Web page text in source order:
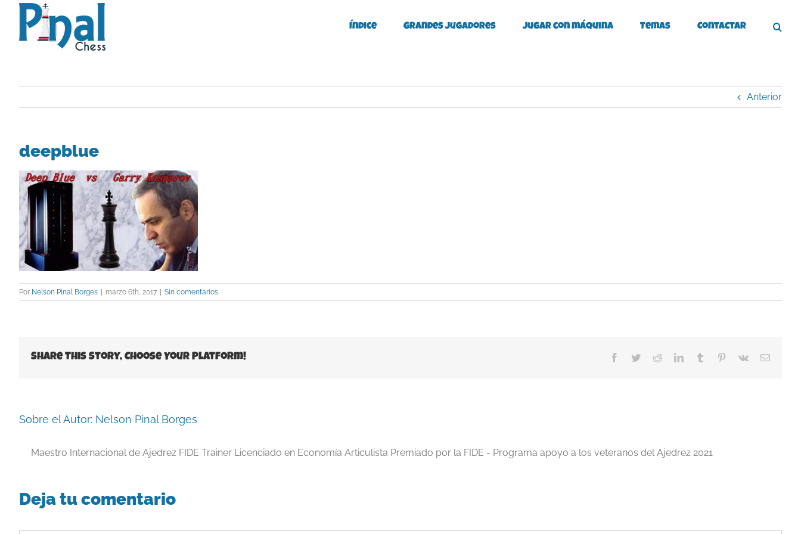
Saltar
contenido
Índice Grandes Jugadores Jugar con máquina Temas Contactar
Anterior
deepblue
Por Nelson Pinal Borges | marzo 6th, 2017 | Sin comentarios
Share This Story, Choose Your Platform! Facebook
TwitterRedditLinkedInTumblr Pinterest
Vk
Correo
Sobre el Autor: Nelson Pinal Borges
Maestro Internacional de Ajedrez FIDE Trainer Licenciado en Economía Articulista Premiado por la FIDE - Programa apoyo a los veteranos del Ajedrez 2021
Deja tu comentario